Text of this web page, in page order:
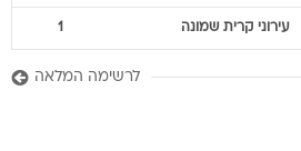
עירוני קרית שמונה 1
לרשימה המלאה